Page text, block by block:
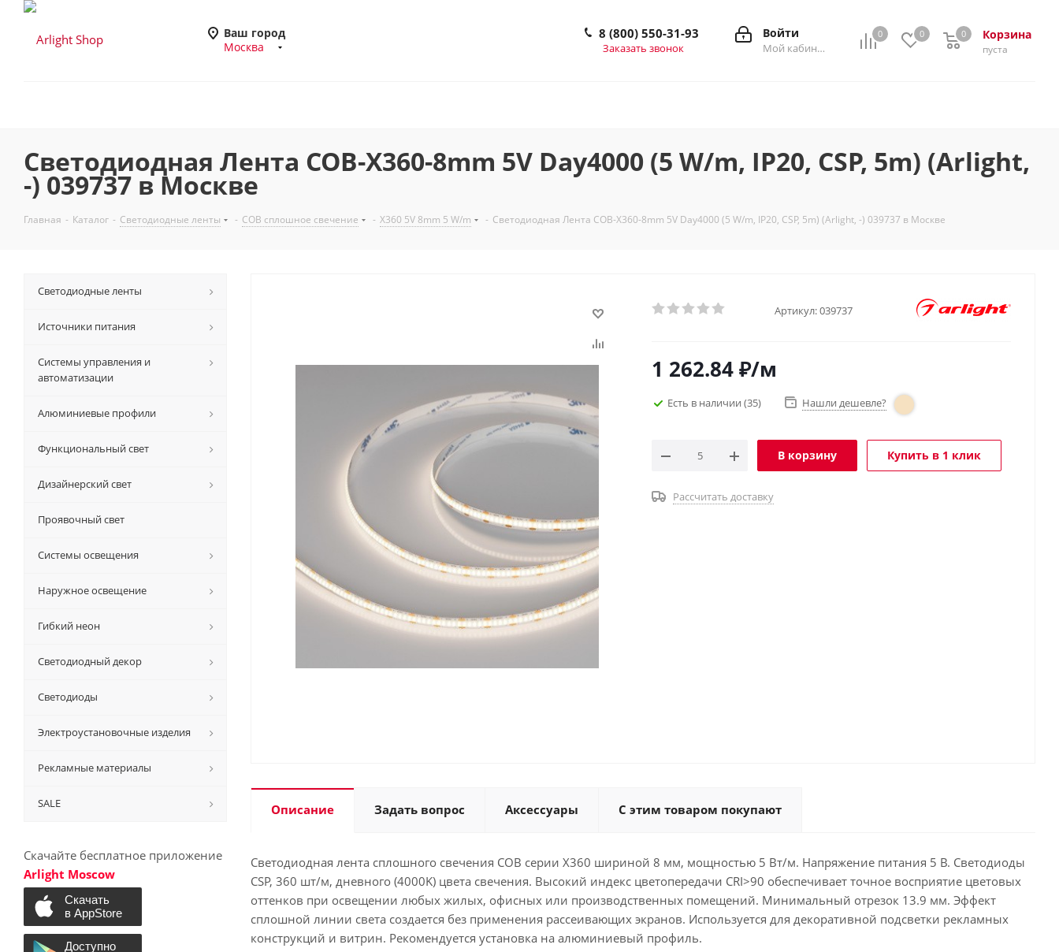
Ваш город
Москва
0 0 Корзина
0
пуста
0
Войти
Мой кабинет
8 (800) 550-31-93
Заказать звонок
Светодиодная Лента COB-X360-8mm 5V Day4000 (5 W/m, IP20, CSP, 5m) (Arlight,
-) 039737 в Москве
Главная - Каталог - Светодиодные ленты - COB сплошное свечение - X360 5V 8mm 5 W/m - Светодиодная Лента COB-X360-8mm 5V Day4000 (5 W/m, IP20, CSP, 5m) (Arlight, -) 039737 в Москве
Артикул:039737
1 262.84₽/м
Есть в наличии (35) Нашли дешевле?
В корзину Купить в 1 клик
Рассчитать доставку
Описание Задать вопрос Аксессуары С этим товаром покупают
Светодиодная лента сплошного свечения COB серии X360 шириной 8 мм, мощностью 5 Вт/м. Напряжение питания 5 В. Светодиоды
CSP, 360 шт/м, дневного (4000K) цвета свечения. Высокий индекс цветопередачи CRI>90 обеспечивает точное восприятие цветовых
оттенков при освещении любых жилых, офисных или производственных помещений. Минимальный отрезок 13.9 мм. Эффект
сплошной линии света создается без применения рассеивающих экранов. Используется для декоративной подсветки рекламных
конструкций и витрин. Рекомендуется установка на алюминиевый профиль.
Светодиодные ленты
Источники питания
Системы управления и
автоматизации
Алюминиевые профили
Функциональный свет
Дизайнерский свет
Проявочный свет
Системы освещения
Наружное освещение
Гибкий неон
Светодиодный декор
Светодиоды
Электроустановочные изделия
Рекламные материалы
SALE
Скачайте бесплатное приложение
Arlight Moscow